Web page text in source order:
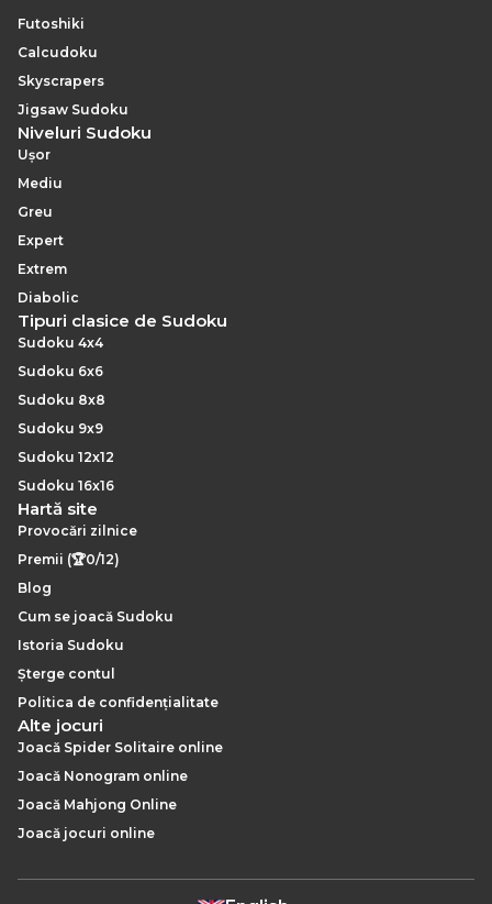
Futoshiki
Calcudoku
Skyscrapers
Jigsaw Sudoku
Niveluri Sudoku
Ușor
Mediu
Greu
Expert
Extrem
Diabolic
Tipuri clasice de Sudoku
Sudoku 4x4
Sudoku 6x6
Sudoku 8x8
Sudoku 9x9
Sudoku 12x12
Sudoku 16x16
Hartă site
Provocări zilnice
Premii (🏆0/12)
Blog
Cum se joacă Sudoku
Istoria Sudoku
Șterge contul
Politica de confidențialitate
Alte jocuri
Joacă Spider Solitaire online
Joacă Nonogram online
Joacă Mahjong Online
Joacă jocuri online